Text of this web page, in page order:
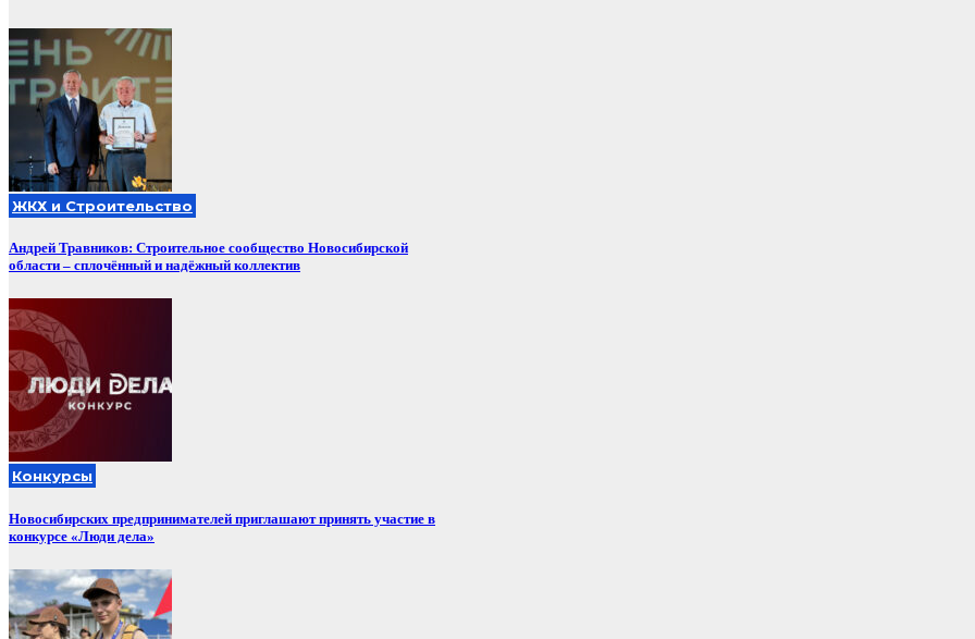
ЖКХ и Строительство
Андрей Травников: Строительное сообщество Новосибирской
области – сплочённый и надёжный коллектив
Конкурсы
Новосибирских предпринимателей приглашают принять участие в
конкурсе «Люди дела»